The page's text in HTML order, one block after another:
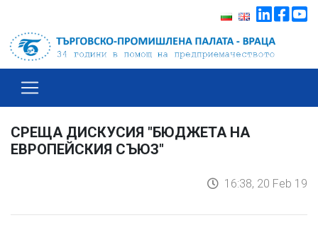
СРЕЩА ДИСКУСИЯ "БЮДЖЕТА НА
ЕВРОПЕЙСКИЯ СЪЮЗ"
16:38, 20 Feb 19